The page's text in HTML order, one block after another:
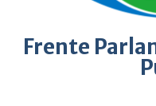
Frente